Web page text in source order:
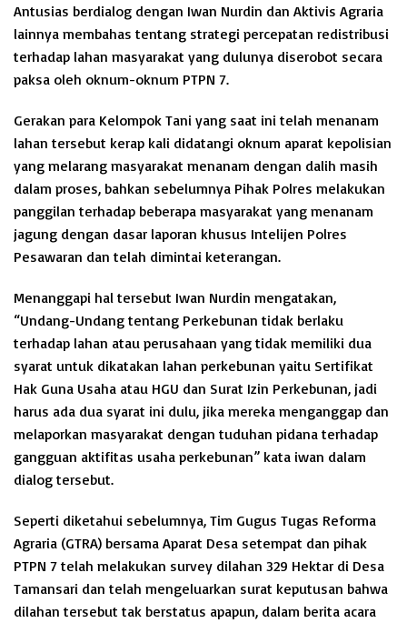
Antusias berdialog dengan Iwan Nurdin dan Aktivis Agraria
lainnya membahas tentang strategi percepatan redistribusi
terhadap lahan masyarakat yang dulunya diserobot secara
paksa oleh oknum-oknum PTPN 7.
Gerakan para Kelompok Tani yang saat ini telah menanam
lahan tersebut kerap kali didatangi oknum aparat kepolisian
yang melarang masyarakat menanam dengan dalih masih
dalam proses, bahkan sebelumnya Pihak Polres melakukan
panggilan terhadap beberapa masyarakat yang menanam
jagung dengan dasar laporan khusus Intelijen Polres
Pesawaran dan telah dimintai keterangan.
Menanggapi hal tersebut Iwan Nurdin mengatakan,
“Undang-Undang tentang Perkebunan tidak berlaku
terhadap lahan atau perusahaan yang tidak memiliki dua
syarat untuk dikatakan lahan perkebunan yaitu Sertifikat
Hak Guna Usaha atau HGU dan Surat Izin Perkebunan, jadi
harus ada dua syarat ini dulu, jika mereka menganggap dan
melaporkan masyarakat dengan tuduhan pidana terhadap
gangguan aktifitas usaha perkebunan” kata iwan dalam
dialog tersebut.
Seperti diketahui sebelumnya, Tim Gugus Tugas Reforma
Agraria (GTRA) bersama Aparat Desa setempat dan pihak
PTPN 7 telah melakukan survey dilahan 329 Hektar di Desa
Tamansari dan telah mengeluarkan surat keputusan bahwa
dilahan tersebut tak berstatus apapun, dalam berita acara